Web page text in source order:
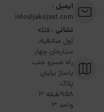
ایمیل :
info@jakojast.com
نشانی :فلکه
اول صادقیه،
ستارخان چهار
راه خسرو جنب
پاساژ برلیان
پلاک
۹۵۸طبقه 3
واحد 3